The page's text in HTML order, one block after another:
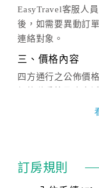
EasyTravel客服人
後，如需要異動訂
連絡對象。
三、價格內容
四方通行之公佈價
價」之當日價格為
話方式異動訂單。
訂房規則